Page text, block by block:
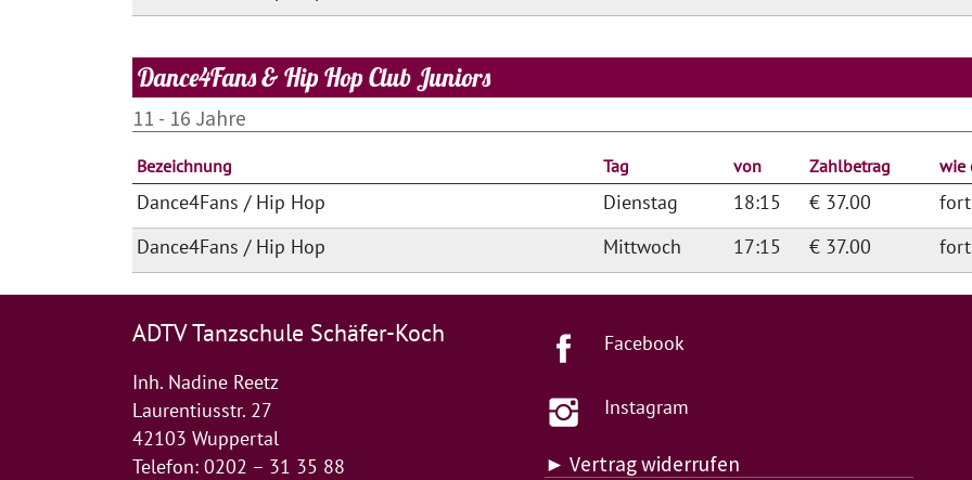
Dance4Fans & Hip Hop Club Juniors
11 - 16 Jahre
Bezeichnung Tag von Zahlbetrag wie
Dance4Fans / Hip Hop Dienstag 18:15 € 37.00
Dance4Fans / Hip Hop
Mittwoch 17:15 € 37.00
ADTV Tanzschule Schäfer-Koch
Inh. Nadine Reetz
Laurentiusstr. 27
42103 Wuppertal
Telefon: 0202 – 31 35 88
Facebook
Instagram
► Vertrag widerrufen